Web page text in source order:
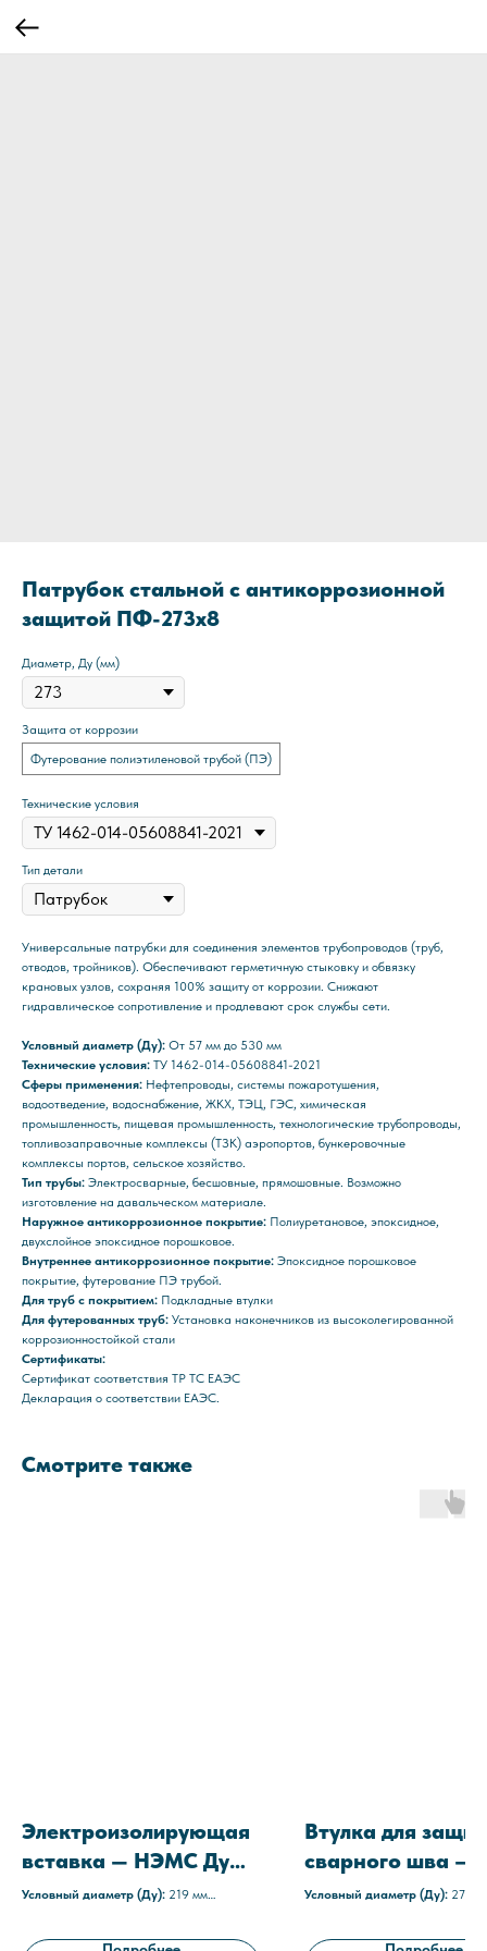
Патрубок стальной с антикоррозионной
защитой ПФ-273x8
Диаметр, Ду (мм)
Защита от коррозии
Футерование полиэтиленовой трубой (ПЭ)
Технические условия
Тип детали
Универсальные патрубки для соединения элементов трубопроводов (труб,
отводов, тройников). Обеспечивают герметичную стыковку и обвязку
крановых узлов, сохраняя 100% защиту от коррозии. Снижают
гидравлическое сопротивление и продлевают срок службы сети.
Условный диаметр (Ду): От 57 мм до 530 мм
Технические условия: ТУ 1462-014-05608841-2021
Сферы применения: Нефтепроводы, системы пожаротушения,
водоотведение, водоснабжение, ЖКХ, ТЭЦ, ГЭС, химическая
промышленность, пищевая промышленность, технологические трубопроводы,
топливозаправочные комплексы (ТЗК) аэропортов, бункеровочные
комплексы портов, сельское хозяйство.
Тип трубы: Электросварные, бесшовные, прямошовные. Возможно
изготовление на давальческом материале.
Наружное антикоррозионное покрытие: Полиуретановое, эпоксидное,
двухслойное эпоксидное порошковое.
Внутреннее антикоррозионное покрытие: Эпоксидное порошковое
покрытие, футерование ПЭ трубой.
Для труб с покрытием: Подкладные втулки
Для футерованных труб: Установка наконечников из высоколегированной
коррозионностойкой стали
Сертификаты:
Сертификат соответствия ТР ТС ЕАЭС
Декларация о соответствии ЕАЭС.
Смотрите также
Электроизолирующая
вставка — НЭМС Ду
219
Условный диаметр (Ду): 219 мм
Втулка для
сварного шва —
ТМ 273-11
Условный диаметр (Ду): 273